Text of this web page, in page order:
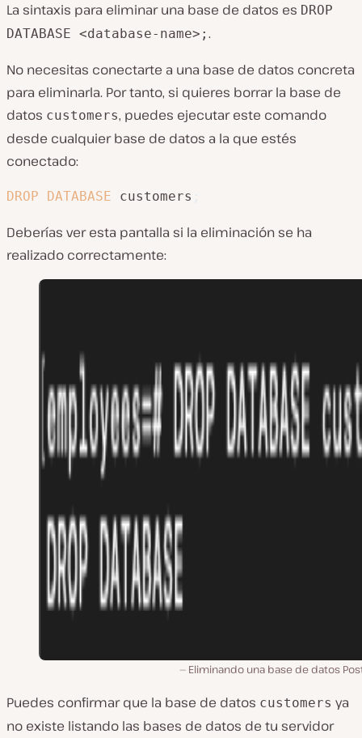
La sintaxis para eliminar una base de datos es DROP
DATABASE <database-name>; .
No necesitas conectarte a una base de datos concreta
para eliminarla. Por tanto, si quieres borrar la base de
datos customers, puedes ejecutar este comando
desde cualquier base de datos a la que estés
conectado:
DROP DATABASE customers
Deberías ver esta pantalla si la eliminación se ha
realizado correctamente:
Eliminando una base de datos
Puedes confirmar que la base de datos customers ya
no existe listando las bases de datos de tu servidor